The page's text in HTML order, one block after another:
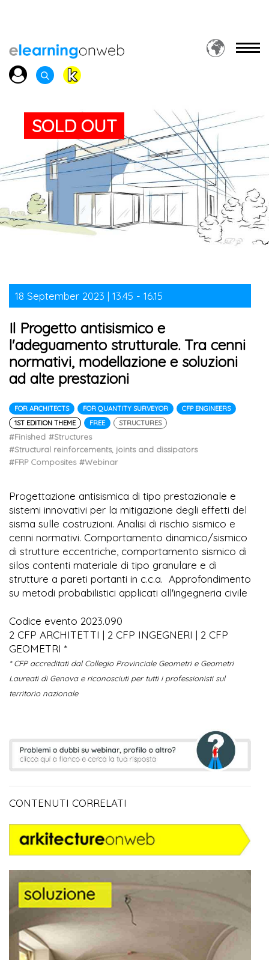
SOLD OUT
18 September 2023 | 13.45 - 16.15
Il Progetto antisismico e
l'adeguamento strutturale. Tra cenni
normativi, modellazione e soluzioni
ad alte prestazioni
FOR ARCHITECTS FOR QUANTITY SURVEYOR
CFP ENGINEERS
1ST EDITION THEME
FREE STRUCTURES
#Finished #Structures
#Structural reinforcements, joints and dissipators
#FRP Composites #Webinar
Progettazione antisismica di tipo prestazionale e
sistemi innovativi per la mitigazione degli effetti del
sisma sulle costruzioni. Analisi di rischio sismico e
cenni normativi. Comportamento dinamico/sismico
di strutture eccentriche, comportamento sismico di
silos contenti materiale di tipo granulare e di
strutture a pareti portanti in c.c.a. Approfondimento
su metodi probabilistici applicati all'ingegneria civile
Codice evento 2023.090
2 CFP ARCHITETTI | 2 CFP INGEGNERI | 2 CFP
GEOMETRI *
* CFP accreditati dal Collegio Provinciale Geometri e Geometri
Laureati di Genova e riconosciuti per tutti i professionisti sul
territorio nazionale
CONTENUTI CORRELATI